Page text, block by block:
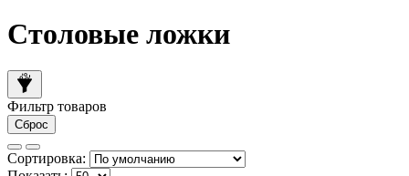
Столовые ложки
Фильтр товаров
Сброс
Сортировка: